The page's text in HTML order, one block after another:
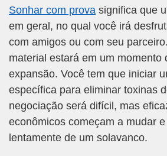
Sonhar com prova significa que
em geral, no qual você irá
com amigos ou com seu
material estará em um momento
expansão. Você tem que iniciar
específica para eliminar toxinas
negociação será difícil, mas
econômicos começam a mudar
lentamente de um solavanco.